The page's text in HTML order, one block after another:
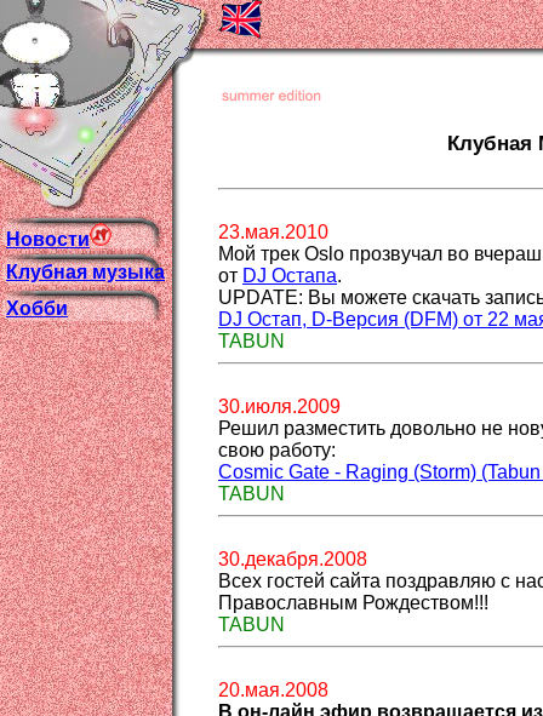
Новости
Клубная музыка
Хобби
Клубная
23.мая.2010
Мой трек Oslo прозвучал во
от DJ Остапа.
UPDATE: Вы можете скачать
DJ Остап, D-Версия (DFM) от 22
TABUN
30.июля.2009
Решил разместить довольно не
свою работу:
Cosmic Gate - Raging (Storm)
TABUN
30.декабря.2008
Всех гостей сайта поздравляю с
Православным Рождеством!!!
TABUN
20.мая.2008
В он-лайн эфир возвращается